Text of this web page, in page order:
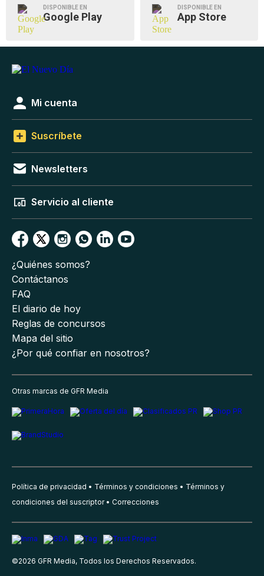
DISPONIBLE EN
Google Play
DISPONIBLE EN
App Store
Mi cuenta
Suscríbete
Newsletters
Servicio al cliente
¿Quiénes somos?
Contáctanos
FAQ
El diario de hoy
Reglas de concursos
Mapa del sitio
¿Por qué confiar en nosotros?
Otras marcas de GFR Media
Política de privacidad Términos y condiciones
Términos y
condiciones del suscriptor
Correcciones
©2026 GFR Media, Todos los Derechos Reservados.